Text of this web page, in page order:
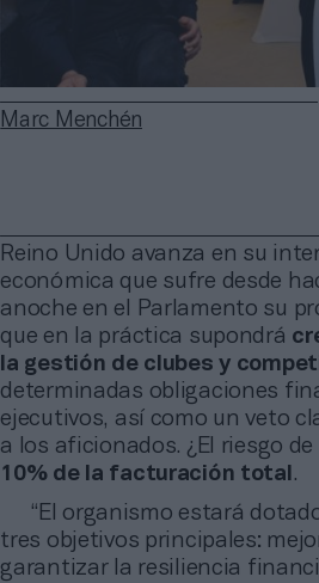
Marc Menchén
Reino Unido avanza en su
económica que sufre desde
anoche en el Parlamento su
que en la práctica supondrá
la gestión de clubes y
determinadas obligaciones
ejecutivos, así como un veto
a los aficionados. ¿El riesgo
10% de la facturación total .
“El organismo estará
tres objetivos principales:
garantizar la resiliencia